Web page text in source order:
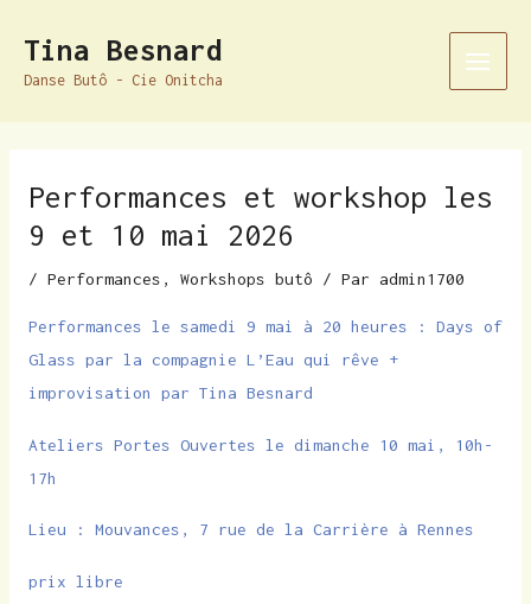
contenu
Tina Besnard
Danse Butô - Cie Onitcha
Main
Performances et workshop les
9 et 10 mai 2026
/ Performances , Workshops butô / Par admin1700
Performances le samedi 9 mai à 20 heures : Days of
Glass par la compagnie L’Eau qui rêve +
improvisation par Tina Besnard
Ateliers Portes Ouvertes le dimanche 10 mai, 10h-
17h
Lieu : Mouvances, 7 rue de la Carrière à Rennes
prix libre
des
articles